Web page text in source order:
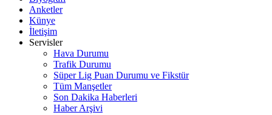
Anketler
Künye
İletişim
Servisler
Hava Durumu
Trafik Durumu
Süper Lig Puan Durumu ve Fikstür
Tüm Manşetler
Son Dakika Haberleri
Haber Arşivi